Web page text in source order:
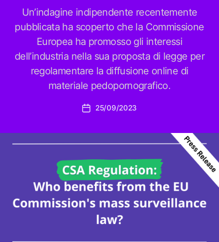
Un’indagine indipendente recentemente
pubblicata ha scoperto che la Commissione
Europea ha promosso gli interessi
dell’industria nella sua proposta di legge per
regolamentare la diffusione online di
materiale pedopornografico.
Data25/09/2023